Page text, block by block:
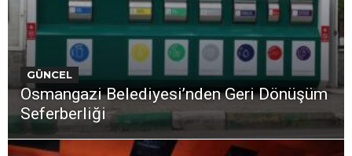
GÜNCEL
Osmangazi Belediyesi’nden Geri Dönüşüm
Seferberliği